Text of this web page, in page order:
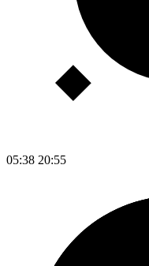
05:38 20:55